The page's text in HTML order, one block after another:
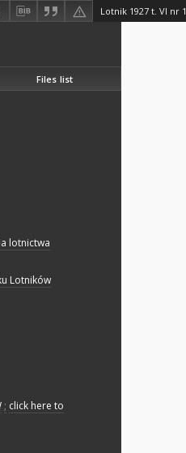
Lotnik 1927 t. VI nr 1
Files list
lotnictwa
Lotników
; click here to